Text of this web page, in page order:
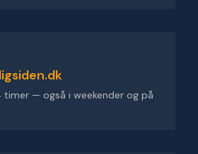
timer — også i weekender og på